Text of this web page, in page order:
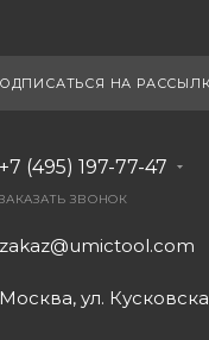
НА
+7 (495) 197-77-47
ЗАКАЗАТЬ ЗВОНОК
zakaz@umictool.com
Москва, ул.